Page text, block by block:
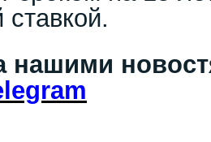
ставкой.
нашими